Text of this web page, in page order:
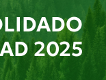
2025